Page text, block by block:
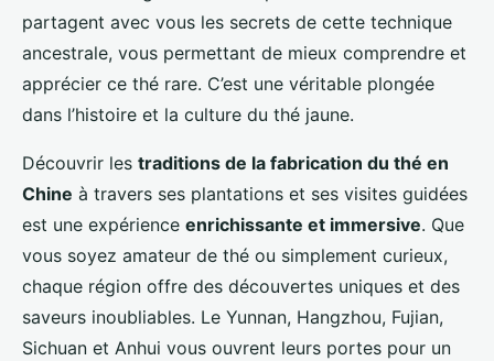
partagent avec vous les secrets de cette technique
ancestrale, vous permettant de mieux comprendre et
apprécier ce thé rare. C’est une véritable plongée
dans l’histoire et la culture du thé jaune.
Découvrir les traditions de la fabrication du thé en
Chine à travers ses plantations et ses visites guidées
est une expérience enrichissante et immersive. Que
vous soyez amateur de thé ou simplement curieux,
chaque région offre des découvertes uniques et des
saveurs inoubliables. Le Yunnan, Hangzhou, Fujian,
Sichuan et Anhui vous ouvrent leurs portes pour un